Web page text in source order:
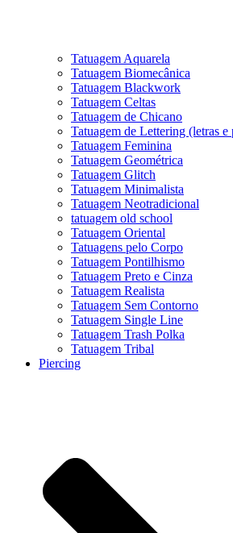
Tatuagem Aquarela
Tatuagem Biomecânica
Tatuagem Blackwork
Tatuagem Celtas
Tatuagem de Chicano
Tatuagem de Lettering (letras e
Tatuagem Feminina
Tatuagem Geométrica
Tatuagem Glitch
Tatuagem Minimalista
Tatuagem Neotradicional
tatuagem old school
Tatuagem Oriental
Tatuagens pelo Corpo
Tatuagem Pontilhismo
Tatuagem Preto e Cinza
Tatuagem Realista
Tatuagem Sem Contorno
Tatuagem Single Line
Tatuagem Trash Polka
Tatuagem Tribal
Piercing